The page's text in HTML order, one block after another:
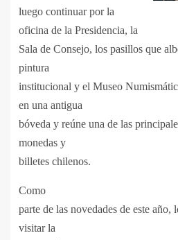
luego continuar por la
oficina de la Presidencia, la
Sala de Consejo, los pasillos que
pintura
institucional y el Museo
en una antigua
bóveda y reúne una de las
monedas y
billetes chilenos.
Como
parte de las novedades de este año,
visitar la